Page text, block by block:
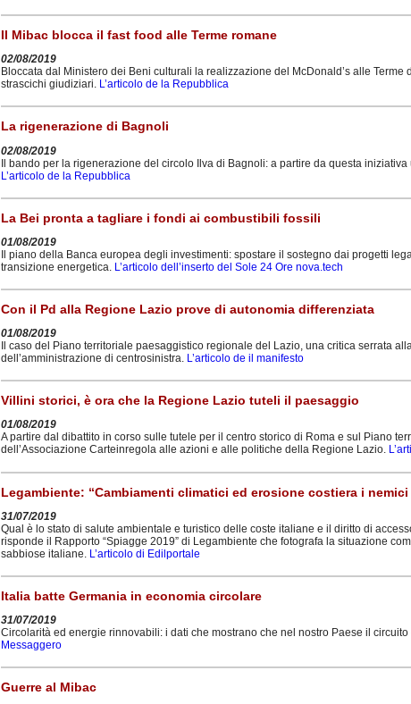
Il Mibac blocca il fast food alle Terme romane
02/08/2019
Bloccata dal Ministero dei Beni culturali la realizzazione del McDonald’s alle
strascichi giudiziari. L’articolo de la Repubblica
La rigenerazione di Bagnoli
02/08/2019
Il bando per la rigenerazione del circolo Ilva di Bagnoli: a partire da questa iniziativa
L’articolo de la Repubblica
La Bei pronta a tagliare i fondi ai combustibili fossili
01/08/2019
Il piano della Banca europea degli investimenti: spostare il sostegno dai progetti
transizione energetica. L’articolo dell’inserto del Sole 24 Ore nova.tech
Con il Pd alla Regione Lazio prove di autonomia differenziata
01/08/2019
Il caso del Piano territoriale paesaggistico regionale del Lazio, una critica serrata
dell’amministrazione di centrosinistra. L’articolo de il manifesto
Villini storici, è ora che la Regione Lazio tuteli il paesaggio
01/08/2019
A partire dal dibattito in corso sulle tutele per il centro storico di Roma e sul Piano
dell’Associazione Carteinregola alle azioni e alle politiche della Regione Lazio.
Legambiente: “Cambiamenti climatici ed erosione costiera i nemici
31/07/2019
Qual è lo stato di salute ambientale e turistico delle coste italiane e il diritto di
risponde il Rapporto “Spiagge 2019” di Legambiente che fotografa la situazione
sabbiose italiane. L’articolo di Edilportale
Italia batte Germania in economia circolare
31/07/2019
Circolarità ed energie rinnovabili: i dati che mostrano che nel nostro Paese il
Messaggero
Guerre al Mibac